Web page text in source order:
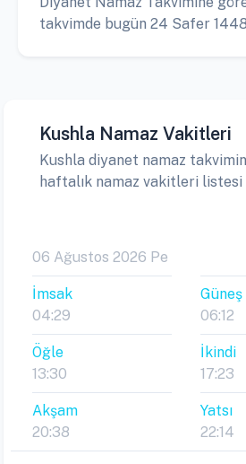
takvimde bugün 24 Safer 1448
Kushla Namaz Vakitleri
Kushla diyanet namaz
haftalık namaz vakitleri listesi
06 Ağustos 2026 Pe
İmsak
04:29
Güneş
06:12
Öğle
13:30
İkindi
17:23
Akşam
20:38
Yatsı
22:14